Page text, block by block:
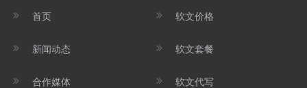
首页
新闻动态
合作媒体
软文价格
软文套餐
软文代写